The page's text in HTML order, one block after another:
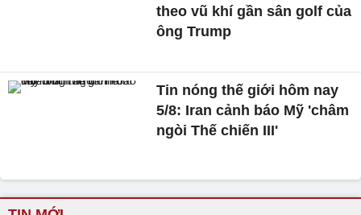
theo vũ khí gần sân golf của
ông Trump
Tin nóng thế giới hôm nay
5/8: Iran cảnh báo Mỹ 'châm
ngòi Thế chiến III'